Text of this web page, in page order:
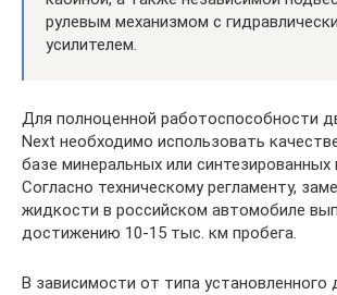
рулевым механизмом с
усилителем.
Для полноценной работоспособности
Next необходимо использовать
базе минеральных или синтезированных
Согласно техническому регламенту,
жидкости в российском автомобиле
достижению 10-15 тыс. км пробега.
В зависимости от типа установленного